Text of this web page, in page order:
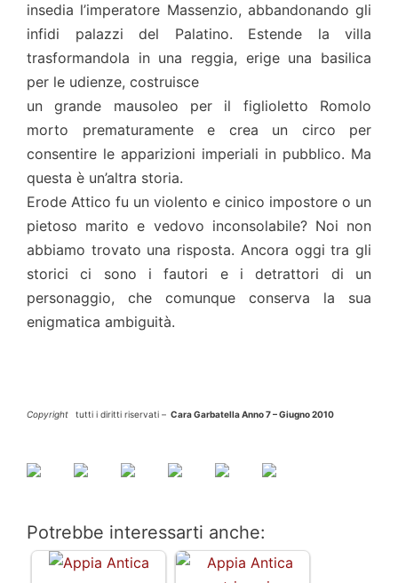
insedia l’imperatore Massenzio, abbandonando gli
infidi palazzi del Palatino. Estende la villa
trasformandola in una reggia, erige una basilica
per le udienze, costruisce
un grande mausoleo per il figlioletto Romolo
morto prematuramente e crea un circo per
consentire le apparizioni imperiali in pubblico. Ma
questa è un’altra storia.
Erode Attico fu un violento e cinico impostore o un
pietoso marito e vedovo inconsolabile? Noi non
abbiamo trovato una risposta. Ancora oggi tra gli
storici ci sono i fautori e i detrattori di un
personaggio, che comunque conserva la sua
enigmatica ambiguità.
Copyright tutti i diritti riservati – Cara Garbatella Anno 7 – Giugno 2010
Potrebbe interessarti anche: